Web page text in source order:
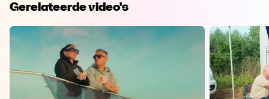
Gerelateerde video's